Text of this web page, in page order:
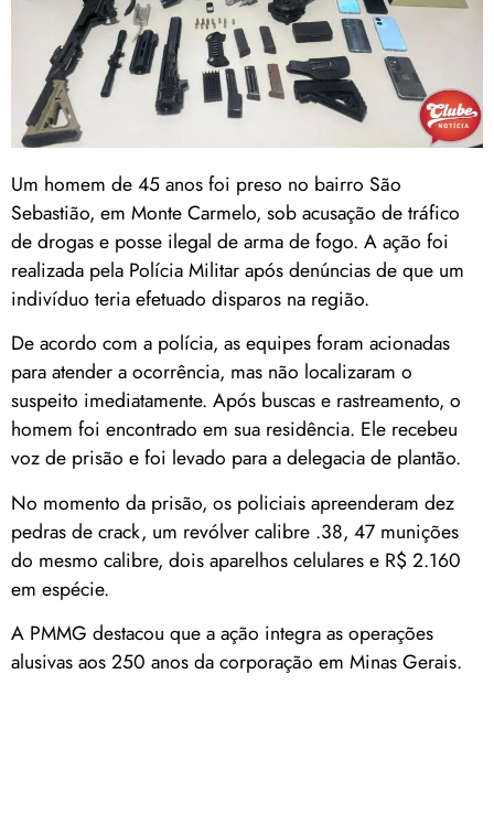
Um homem de 45 anos foi preso no bairro São
Sebastião, em Monte Carmelo, sob acusação de tráfico
de drogas e posse ilegal de arma de fogo. A ação foi
realizada pela Polícia Militar após denúncias de que um
indivíduo teria efetuado disparos na região.
De acordo com a polícia, as equipes foram acionadas
para atender a ocorrência, mas não localizaram o
suspeito imediatamente. Após buscas e rastreamento, o
homem foi encontrado em sua residência. Ele recebeu
voz de prisão e foi levado para a delegacia de plantão.
No momento da prisão, os policiais apreenderam dez
pedras de crack, um revólver calibre .38, 47 munições
do mesmo calibre, dois aparelhos celulares e R$ 2.160
em espécie.
A PMMG destacou que a ação integra as operações
alusivas aos 250 anos da corporação em Minas Gerais.